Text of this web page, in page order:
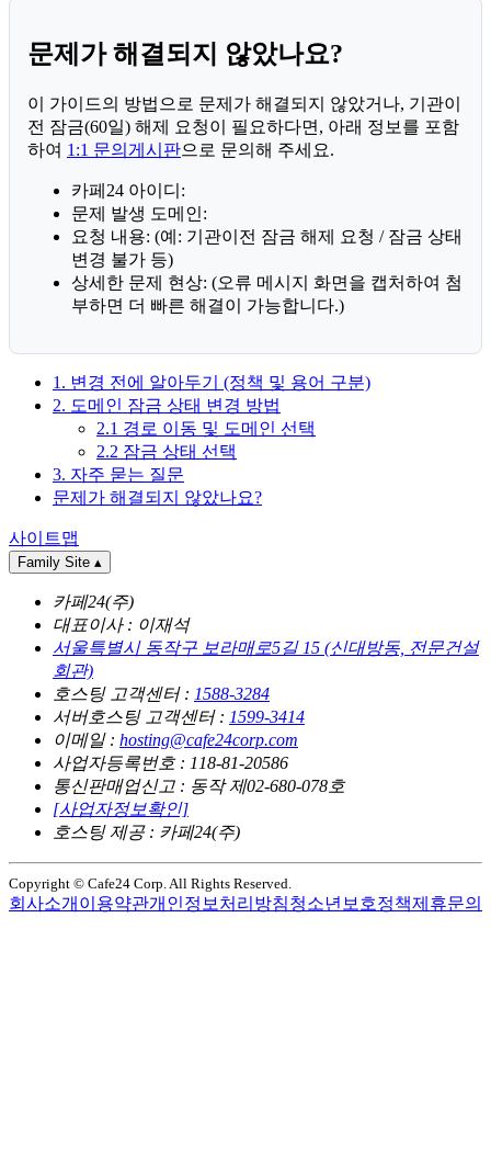
문제가 해결되지 않았나요?
이 가이드의 방법으로 문제가 해결되지 않았거나, 기관이
전 잠금(60일) 해제 요청이 필요하다면, 아래 정보를 포함
하여 1:1 문의게시판으로 문의해 주세요.
카페24 아이디:
문제 발생 도메인:
요청 내용: (예: 기관이전 잠금 해제 요청 / 잠금 상태
변경 불가 등)
상세한 문제 현상: (오류 메시지 화면을 캡처하여 첨
부하면 더 빠른 해결이 가능합니다.)
1. 변경 전에 알아두기 (정책 및 용어 구분)
2. 도메인 잠금 상태 변경 방법
2.1 경로 이동 및 도메인 선택
2.2 잠금 상태 선택
3. 자주 묻는 질문
문제가 해결되지 않았나요?
사이트맵
Family Site ▴
카페24(주)
대표이사 : 이재석
서울특별시 동작구 보라매로5길 15 (신대방동, 전문건설
회관)
호스팅 고객센터 : 1588-3284
서버호스팅 고객센터 : 1599-3414
이메일 : hosting@cafe24corp.com
사업자등록번호 : 118-81-20586
통신판매업신고 : 동작 제02-680-078호
[사업자정보확인]
호스팅 제공 : 카페24(주)
Copyright © Cafe24 Corp. All Rights Reserved.
회사소개 이용약관개인정보처리방침청소년보호정책제휴문의